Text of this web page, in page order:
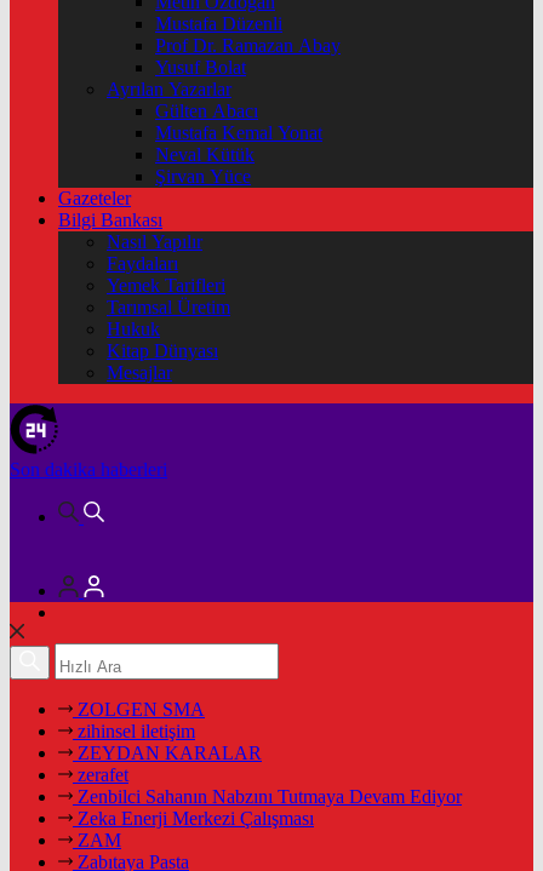
Mustafa Düzenli
Prof Dr. Ramazan Abay
Yusuf Bolat
Ayrılan Yazarlar
Gülten Abacı
Mustafa Kemal Yonat
Neval Kütük
Şirvan Yüce
Gazeteler
Bilgi Bankası
Nasıl Yapılır
Faydaları
Yemek Tarifleri
Tarımsal Üretim
Hukuk
Kitap Dünyası
Mesajlar
Son dakika haberleri
ZOLGEN SMA
zihinsel iletişim
ZEYDAN KARALAR
zerafet
Zenbilci Sahanın Nabzını Tutmaya Devam Ediyor
Zeka Enerji Merkezi Çalışması
ZAM
Zabıtaya Pasta